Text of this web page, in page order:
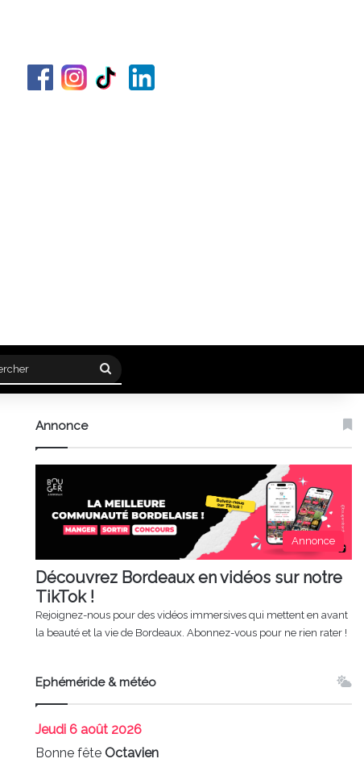
Rechercher
Annonce
Annonce
Découvrez Bordeaux en vidéos sur notre
TikTok !
Rejoignez-nous pour des vidéos immersives qui mettent en avant
la beauté et la vie de Bordeaux. Abonnez-vous pour ne rien rater !
Ephéméride & météo
Jeudi 6 août 2026
Bonne fête Octavien